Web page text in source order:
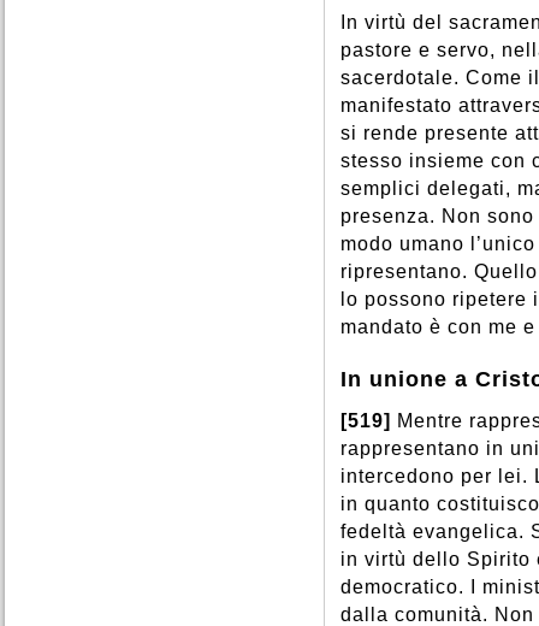
In virtù del
pastore e servo,
sacerdotale. Come
manifestato
si rende presente
stesso insieme con
semplici delegati,
presenza. Non
modo umano
ripresentano.
lo possono ripetere
mandato è con me
In unione a
[519] Mentre
rappresentano in
intercedono per lei.
in quanto
fedeltà evangelica.
in virtù dello Spirito
democratico. I
dalla comunità.